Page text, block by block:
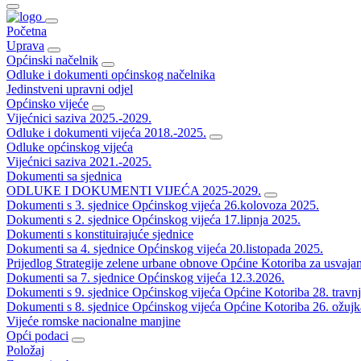
Početna
Uprava
Općinski načelnik
Odluke i dokumenti općinskog načelnika
Jedinstveni upravni odjel
Općinsko vijeće
Vijećnici saziva 2025.-2029.
Odluke i dokumenti vijeća 2018.-2025.
Odluke općinskog vijeća
Vijećnici saziva 2021.-2025.
Dokumenti sa sjednica
ODLUKE I DOKUMENTI VIJEĆA 2025-2029.
Dokumenti s 3. sjednice Općinskog vijeća 26.kolovoza 2025.
Dokumenti s 2. sjednice Općinskog vijeća 17.lipnja 2025.
Dokumenti s konstituirajuće sjednice
Dokumenti sa 4. sjednice Općinskog vijeća 20.listopada 2025.
Prijedlog Strategije zelene urbane obnove Općine Kotoriba za
Dokumenti sa 7. sjednice Općinskog vijeća 12.3.2026.
Dokumenti s 9. sjednice Općinskog vijeća Općine Kotoriba 28.
Dokumenti s 8. sjednice Općinskog vijeća Općine Kotoriba 26.
Vijeće romske nacionalne manjine
Opći podaci
Položaj